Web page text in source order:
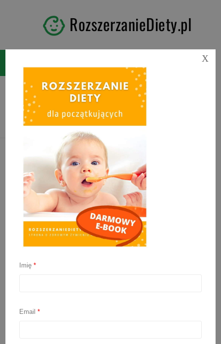
RozszerzanieDiety.pl
Tag:kisiel domowy
Kisiel dla niemowlaka
Imię*
Email*
X